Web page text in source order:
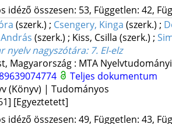
idéző összesen: 53, Független: 42,
(szerk.) ; Csengery, Kinga (szerk.) ;
(szerk.) ; Kiss, Csilla (szerk.) ;
nyelv nagyszótára: 7. El-elz
Magyarország : MTA
Teljes dokumentum
(Könyv) | Tudományos
[Egyeztetett]
idéző összesen: 49, Független: 43,